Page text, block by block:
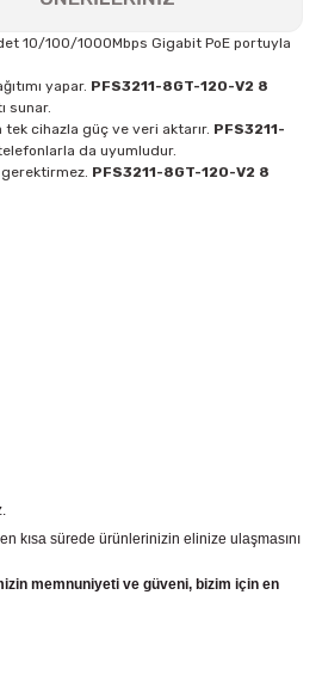
10/100/1000Mbps Gigabit PoE portuyla
yapar. PFS3211-8GT-120-V2 8
sunar.
cihazla güç ve veri aktarır. PFS3211-
da uyumludur.
gerektirmez. PFS3211-8GT-120-V2 8
kısa sürede ürünlerinizin elinize ulaşmasını
memnuniyeti ve güveni, bizim için en